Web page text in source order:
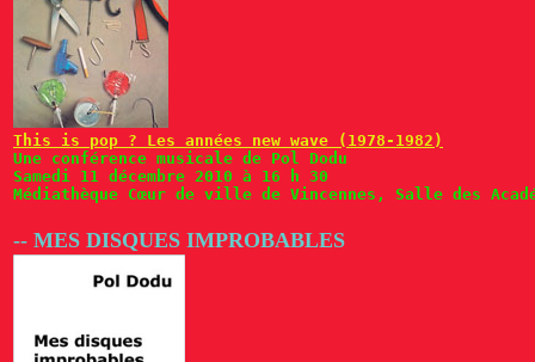
This is pop ? Les années new wave (1978-1982)
Une conférence musicale de Pol Dodu
Samedi 11 décembre 2010 à 16 h 30
Médiathèque Cœur de ville de Vincennes, Salle des
-- MES DISQUES IMPROBABLES